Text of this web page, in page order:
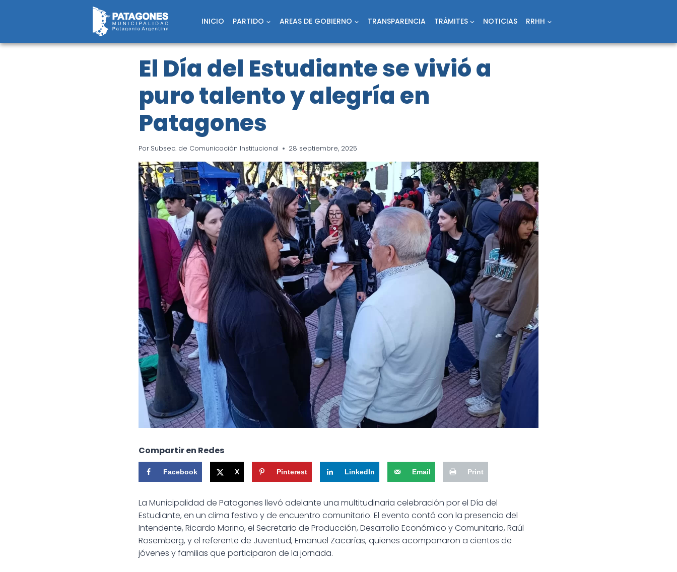
INICIO PARTIDO AREAS DE GOBIERNO TRANSPARENCIA TRÁMITES NOTICIAS RRHH
El Día del Estudiante se vivió a
puro talento y alegría en
Patagones
Por Subsec. de Comunicación Institucional 28 septiembre, 2025
Compartir en Redes
Facebook X Pinterest LinkedIn Email Print
La Municipalidad de Patagones llevó adelante una multitudinaria celebración por el Día del
Estudiante, en un clima festivo y de encuentro comunitario. El evento contó con la presencia del
Intendente, Ricardo Marino, el Secretario de Producción, Desarrollo Económico y Comunitario, Raúl
Rosemberg, y el referente de Juventud, Emanuel Zacarías, quienes acompañaron a cientos de
jóvenes y familias que participaron de la jornada.